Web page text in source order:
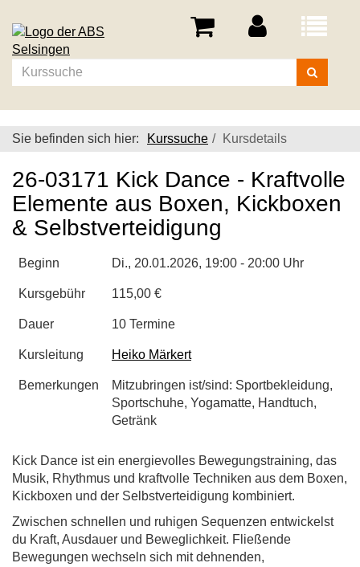
Menü
Kurse
suchen
Sie befinden sich hier: Kurssuche Kursdetails
26-03171 Kick Dance - Kraftvolle
Elemente aus Boxen, Kickboxen
& Selbstverteidigung
Beginn Di., 20.01.2026, 19:00 - 20:00 Uhr
Kursgebühr 115,00 €
Dauer 10 Termine
Kursleitung Heiko Märkert
Bemerkungen
Mitzubringen ist/sind: Sportbekleidung,
Sportschuhe, Yogamatte, Handtuch,
Getränk
Kick Dance ist ein energievolles Bewegungstraining, das
Musik, Rhythmus und kraftvolle Techniken aus dem Boxen,
Kickboxen und der Selbstverteidigung kombiniert.
Zwischen schnellen und ruhigen Sequenzen entwickelst
du Kraft, Ausdauer und Beweglichkeit. Fließende
Bewegungen wechseln sich mit dehnenden,